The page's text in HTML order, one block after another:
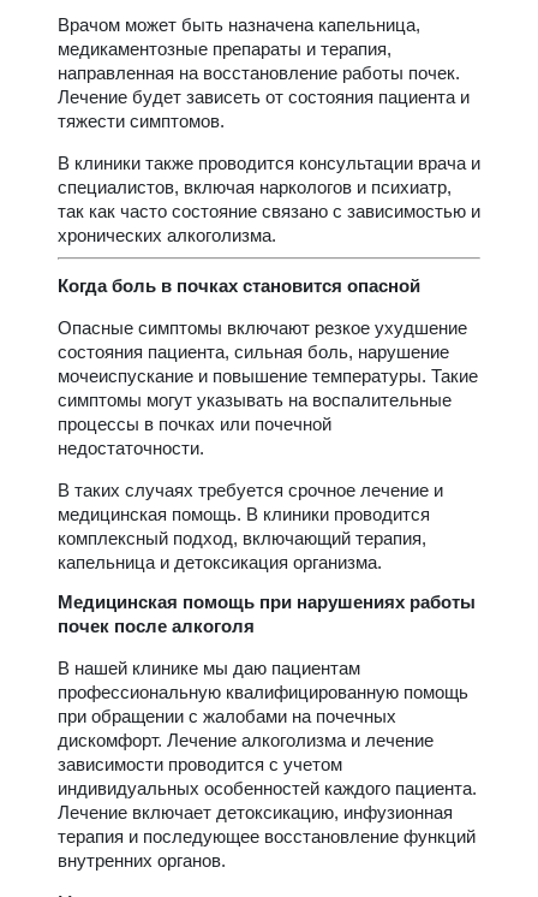
Врачом может быть назначена капельница,
медикаментозные препараты и терапия,
направленная на восстановление работы почек.
Лечение будет зависеть от состояния пациента и
тяжести симптомов.
В клиники также проводится консультации врача и
специалистов, включая наркологов и психиатр,
так как часто состояние связано с зависимостью и
хронических алкоголизма.
Когда боль в почках становится опасной
Опасные симптомы включают резкое ухудшение
состояния пациента, сильная боль, нарушение
мочеиспускание и повышение температуры. Такие
симптомы могут указывать на воспалительные
процессы в почках или почечной
недостаточности.
В таких случаях требуется срочное лечение и
медицинская помощь. В клиники проводится
комплексный подход, включающий терапия,
капельница и детоксикация организма.
Медицинская помощь при нарушениях работы
почек после алкоголя
В нашей клинике мы даю пациентам
профессиональную квалифицированную помощь
при обращении с жалобами на почечных
дискомфорт. Лечение алкоголизма и лечение
зависимости проводится с учетом
индивидуальных особенностей каждого пациента.
Лечение включает детоксикацию, инфузионная
терапия и последующее восстановление функций
внутренних органов.